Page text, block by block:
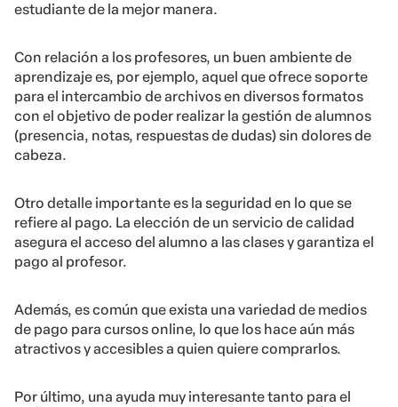
estudiante de la mejor manera.
Con relación a los profesores, un buen ambiente de
aprendizaje es, por ejemplo, aquel que ofrece soporte
para el intercambio de archivos en diversos formatos
con el objetivo de poder realizar la gestión de alumnos
(presencia, notas, respuestas de dudas) sin dolores de
cabeza.
Otro detalle importante es la seguridad en lo que se
refiere al pago. La elección de un servicio de calidad
asegura el acceso del alumno a las clases y garantiza el
pago al profesor.
Además, es común que exista una variedad de medios
de pago para cursos online, lo que los hace aún más
atractivos y accesibles a quien quiere comprarlos.
Por último, una ayuda muy interesante tanto para el